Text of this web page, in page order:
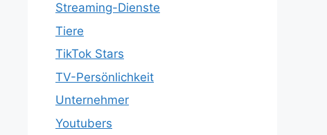
Streaming-Dienste
Tiere
TikTok Stars
TV-Persönlichkeit
Unternehmer
Youtubers